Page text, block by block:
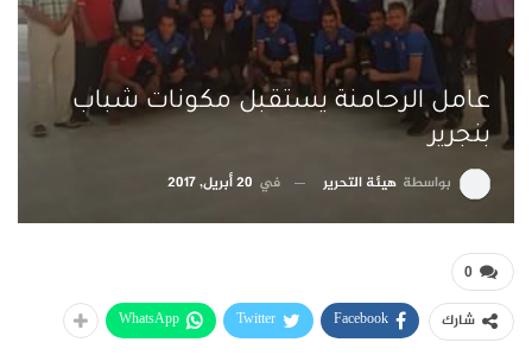
عامل الرحامنة يستقبل مكونات شباب
بنجرير
بواسطة هيئة التحرير في 20 أبريل, 2017
0
شارك Facebook
Twitter
WhatsApp